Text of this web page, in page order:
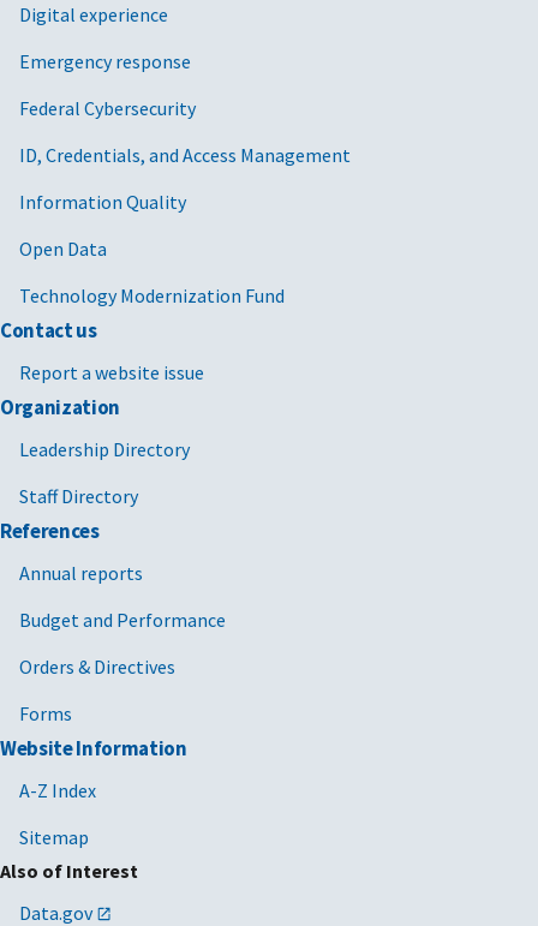
Digital experience
Emergency response
Federal Cybersecurity
ID, Credentials, and Access Management
Information Quality
Open Data
Technology Modernization Fund
Contact us
Report a website issue
Organization
Leadership Directory
Staff Directory
References
Annual reports
Budget and Performance
Orders & Directives
Forms
Website Information
A-Z Index
Sitemap
Also of Interest
Data.gov